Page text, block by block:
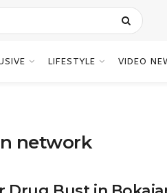
LIFESTYLE VIDEO
network